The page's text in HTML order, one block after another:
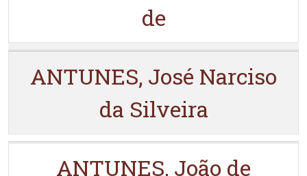
de
ANTUNES, José Narciso
da Silveira
ANTUNES, João de